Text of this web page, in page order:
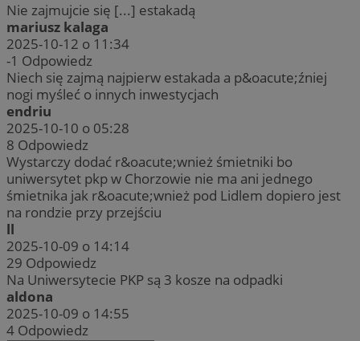
Nie zajmujcie się [...] estakadą
mariusz kalaga
2025-10-12 o 11:34
-1 Odpowiedz
Niech się zajmą najpierw estakada a p&oacute;źniej
nogi myśleć o innych inwestycjach
endriu
2025-10-10 o 05:28
8 Odpowiedz
Wystarczy dodać r&oacute;wnież śmietniki bo
uniwersytet pkp w Chorzowie nie ma ani jednego
śmietnika jak r&oacute;wnież pod Lidlem dopiero jest
na rondzie przy przejściu
ll
2025-10-09 o 14:14
29 Odpowiedz
Na Uniwersytecie PKP są 3 kosze na odpadki
aldona
2025-10-09 o 14:55
4 Odpowiedz